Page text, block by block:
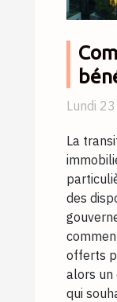
Lundi
La
des
offerts
alors un
qui